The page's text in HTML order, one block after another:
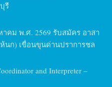
รี
คม พ.ศ. 2569 รับสมัคร อาสา
นก) เขื่อนขุนด่านปราการชล
and Interpreter –